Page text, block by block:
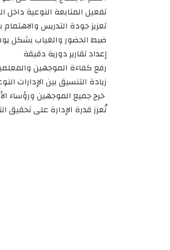
تفعيل المتابعة النوعية داخل
تعزيز جودة التدريس والاهتمام
ضبط الحضور والغياب بشكل
إعداد تقارير دورية دقيقة
رفع كفاءة الموجهين
زيادة التنسيق بين الإدارات
خرج جميع الموجهين ورؤساء
تُعزز قدرة الإدارة على تحقيق